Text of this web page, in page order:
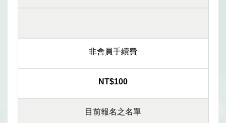
非會員手續費
NT$100
目前報名之名單